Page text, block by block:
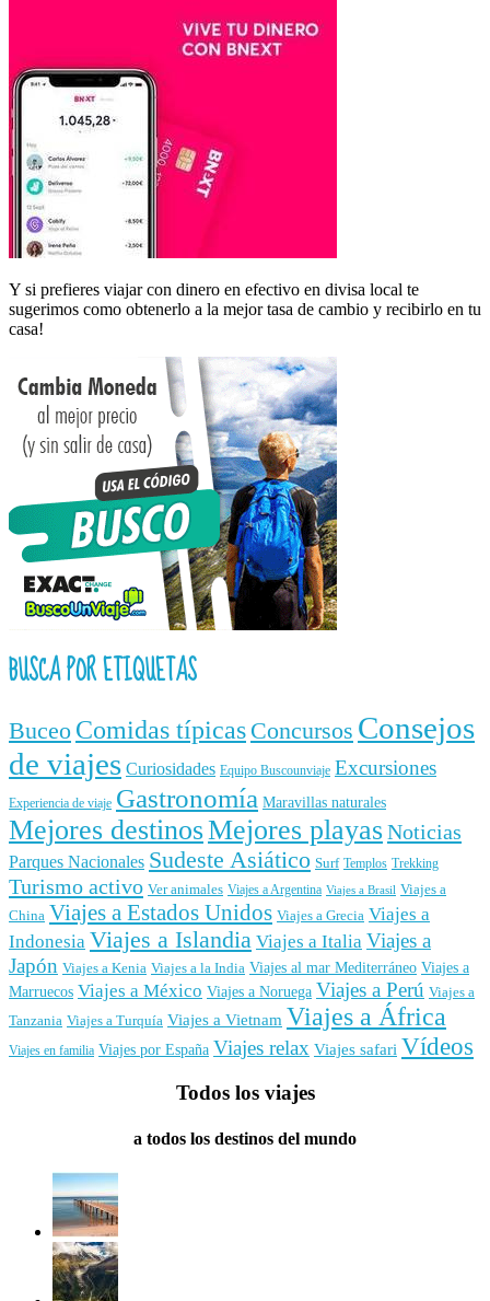
Y si prefieres viajar con dinero en efectivo en divisa local te
sugerimos como obtenerlo a la mejor tasa de cambio y recibirlo en tu
casa!
BUSCA POR ETIQUETAS
Buceo Comidas típicas Concursos Consejos
de viajes Curiosidades Equipo Buscounviaje Excursiones
Experiencia de viaje Gastronomía Maravillas naturales
Mejores destinosMejores playasNoticias
Parques Nacionales Sudeste Asiático Surf Templos Trekking
Turismo activo Ver animales Viajes a Argentina Viajes a Brasil Viajes a
China Viajes a Estados Unidos Viajes a Grecia Viajes a
Indonesia Viajes a Islandia Viajes a Italia Viajes a
Japón Viajes a Kenia Viajes a la India Viajes al mar Mediterráneo Viajes a
Marruecos Viajes a México Viajes a Noruega Viajes a Perú Viajes a
Tanzania Viajes a Turquía Viajes a Vietnam Viajes a África
Viajes en familia Viajes por España Viajes relax Viajes safari Vídeos
Todos los viajes
a todos los destinos del mundo